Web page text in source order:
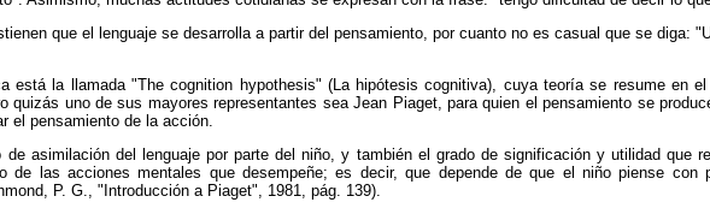
que el lenguaje se desarrolla a partir del pensamiento, por cuanto no es casual que se diga:
está la llamada "The cognition hypothesis" (La hipótesis cognitiva), cuya teoría se resume en
quizás uno de sus mayores representantes sea Jean Piaget, para quien el pensamiento se
el pensamiento de la acción.
asimilación del lenguaje por parte del niño, y también el grado de significación y utilidad que
de las acciones mentales que desempeñe; es decir, que depende de que el niño piense con
P. G., "Introducción a Piaget", 1981, pág. 139).